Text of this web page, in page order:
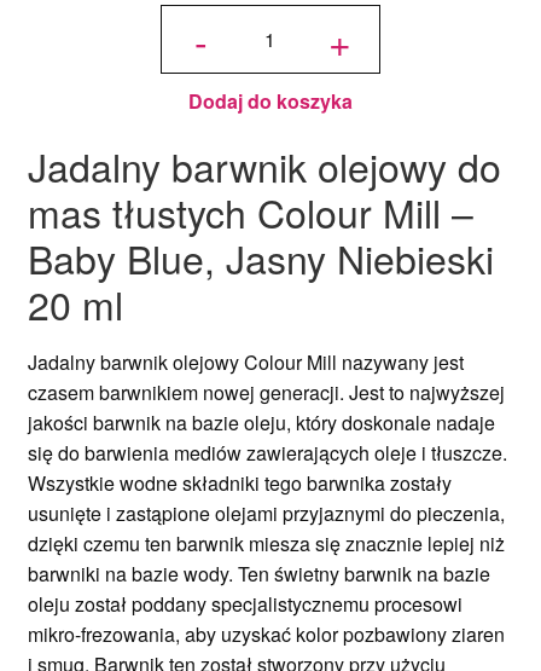
-
ilość
olejowy
Colour
Mill bez
E171 -
Lavender
+
Dodaj do koszyka
Jadalny barwnik olejowy do
mas tłustych Colour Mill –
Baby Blue, Jasny Niebieski
20 ml
Jadalny barwnik olejowy Colour Mill nazywany jest
czasem barwnikiem nowej generacji. Jest to najwyższej
jakości barwnik na bazie oleju, który doskonale nadaje
się do barwienia mediów zawierających oleje i tłuszcze.
Wszystkie wodne składniki tego barwnika zostały
usunięte i zastąpione olejami przyjaznymi do pieczenia,
dzięki czemu ten barwnik miesza się znacznie lepiej niż
barwniki na bazie wody. Ten świetny barwnik na bazie
oleju został poddany specjalistycznemu procesowi
mikro-frezowania, aby uzyskać kolor pozbawiony ziaren
i smug. Barwnik ten został stworzony przy użyciu